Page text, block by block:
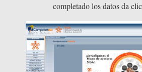
completado los datos da